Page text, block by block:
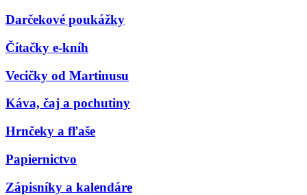
Darčekové poukážky
Čítačky e-kníh
Vecičky od Martinusu
Káva, čaj a pochutiny
Hrnčeky a fľaše
Papiernictvo
Zápisníky a kalendáre